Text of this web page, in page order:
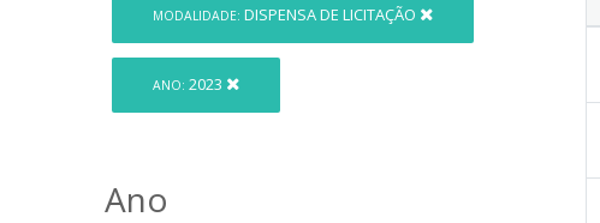
MODALIDADE: DISPENSA DE LICITAÇÃO
ANO: 2023
Ano